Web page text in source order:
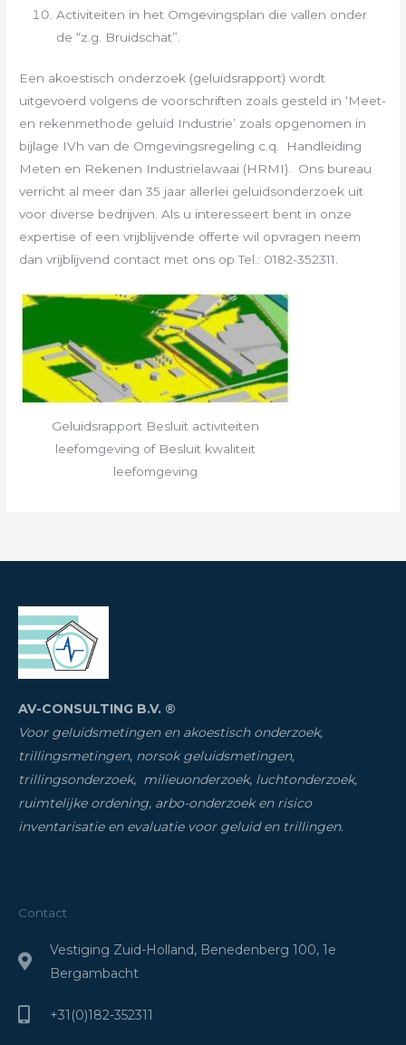
Activiteiten in het Omgevingsplan die vallen onder
de “z.g. Bruidschat”.
Een akoestisch onderzoek (geluidsrapport) wordt
uitgevoerd volgens de voorschriften zoals gesteld in ‘Meet-
en rekenmethode geluid Industrie’ zoals opgenomen in
bijlage IVh van de Omgevingsregeling c.q. Handleiding
Meten en Rekenen Industrielawaai (HRMI). Ons bureau
verricht al meer dan 35 jaar allerlei geluidsonderzoek uit
voor diverse bedrijven. Als u interesseert bent in onze
expertise of een vrijblijvende offerte wil opvragen neem
dan vrijblijvend contact met ons op Tel.: 0182-352311.
Geluidsrapport Besluit activiteiten
leefomgeving of Besluit kwaliteit
leefomgeving
AV-CONSULTING B.V. ®
Voor geluidsmetingen en akoestisch onderzoek,
trillingsmetingen, norsok geluidsmetingen,
trillingsonderzoek, milieuonderzoek, luchtonderzoek,
ruimtelijke ordening, arbo-onderzoek en risico
inventarisatie en evaluatie voor geluid en trillingen.
Contact
Vestiging Zuid-Holland, Benedenberg 100, 1e
Bergambacht
+31(0)182-352311